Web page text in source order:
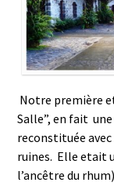
Notre première
Salle”, en fait
reconstituée avec
ruines. Elle etait
l’ancêtre du